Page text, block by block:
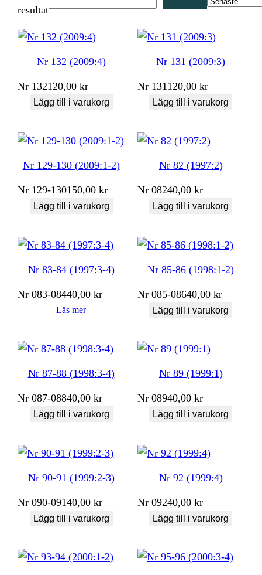
resultatSortera
senaste
Nr 132 (2009:4)
Nr 132120,00kr
Lägg till i varukorg
Nr 131 (2009:3)
Nr 131 120,00kr
Lägg till i varukorg
Nr 129-130 (2009:1-2)
Nr 129-130150,00kr
Lägg till i varukorg
Nr 82 (1997:2)
Nr 08240,00kr
Lägg till i varukorg
Nr 83-84 (1997:3-4)
Nr 083-08440,00kr
Läs mer
Nr 85-86 (1998:1-2)
Nr 085-08640,00kr
Lägg till i varukorg
Nr 87-88 (1998:3-4)
Nr 087-08840,00kr
Lägg till i varukorg
Nr 89 (1999:1)
Nr 08940,00kr
Lägg till i varukorg
Nr 90-91 (1999:2-3)
Nr 090-09140,00kr
Lägg till i varukorg
Nr 92 (1999:4)
Nr 09240,00kr
Lägg till i varukorg